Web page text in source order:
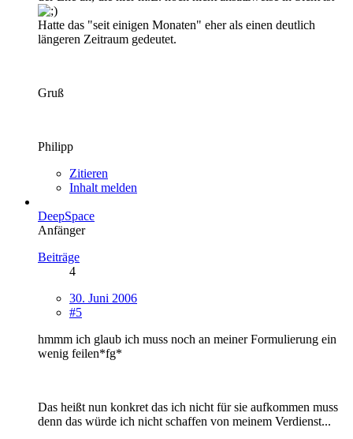
Hatte das "seit einigen Monaten" eher als einen deutlich
längeren Zeitraum gedeutet.
Gruß
Philipp
Zitieren
Inhalt melden
DeepSpace
Anfänger
Beiträge
4
30. Juni 2006
#5
hmmm ich glaub ich muss noch an meiner Formulierung ein
wenig feilen*fg*
Das heißt nun konkret das ich nicht für sie aufkommen muss
denn das würde ich nicht schaffen von meinem Verdienst...